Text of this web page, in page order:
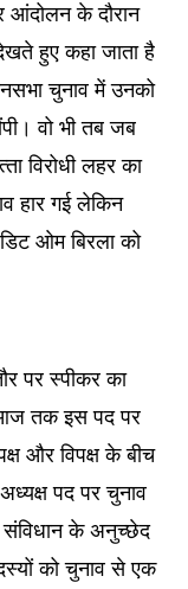
आंदोलन के दौरान
हुए कहा जाता है
चुनाव में उनको
वो भी तब जब
विरोधी लहर का
हार गई लेकिन
ओम बिरला को
पर स्‍पीकर का
आज तक इस पद पर
और विपक्ष के बीच
पद पर चुनाव
संविधान के अनुच्‍छेद
को चुनाव से एक